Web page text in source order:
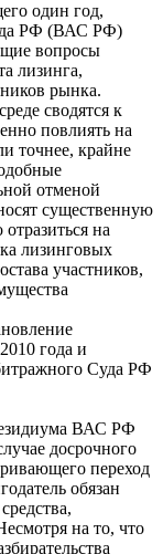
один год,
РФ (ВАС РФ)
вопросы
лизинга,
рынка.
сводятся к
повлиять на
точнее, крайне
отменой
существенную
на
лизинговых
участников,
года и
Суда РФ
ВАС РФ
досрочного
переход
обязан
на то, что